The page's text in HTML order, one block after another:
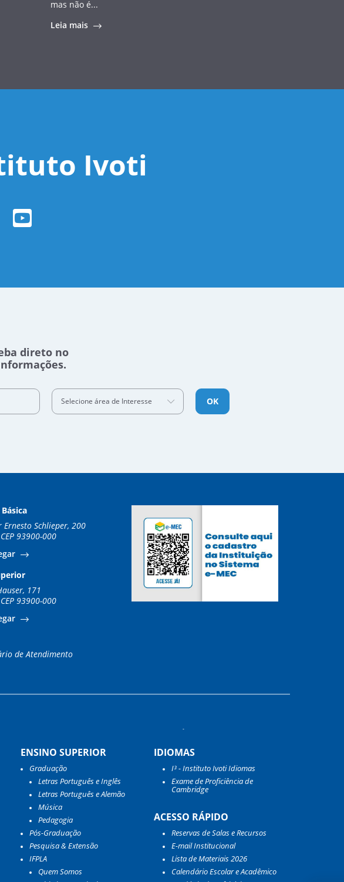
mas não é...
Leia mais
Ivoti
direto no
Selecione área de Interesse OK
Ernesto Schlieper, 200
93900-000
171
93900-000
de Atendimento
ENSINO SUPERIOR
Graduação
Letras Português e Inglês
Letras Português e Alemão
Música
Pedagogia
Pós-Graduação
Pesquisa & Extensão
IFPLA
Quem Somos
IDIOMAS
I³ - Instituto Ivoti Idiomas
Exame de Proficiência de
Cambridge
ACESSO RÁPIDO
Reservas de Salas e Recursos
E-mail Institucional
Lista de Materiais 2026
Calendário Escolar e Acadêmico